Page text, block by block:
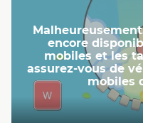
encore
mobiles et les
assurez-vous de
mobiles